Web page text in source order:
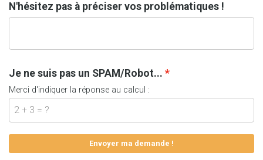
N'hésitez pas à préciser vos problématiques !
Je ne suis pas un SPAM/Robot...
Merci d'indiquer la réponse au calcul :
Envoyer ma demande !